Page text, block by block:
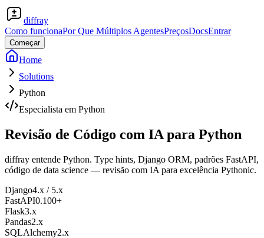
diffray
Como funcionaPor Que Múltiplos AgentesPreçosDocsEntrar
Começar
Home
Solutions
Python
Especialista em Python
Revisão de Código com IA para Python
diffray entende Python. Type hints, Django ORM, padrões FastAPI,
código de data science — revisão com IA para excelência Pythonic.
Django4.x / 5.x
FastAPI0.100+
Flask3.x
Pandas2.x
SQLAlchemy2.x